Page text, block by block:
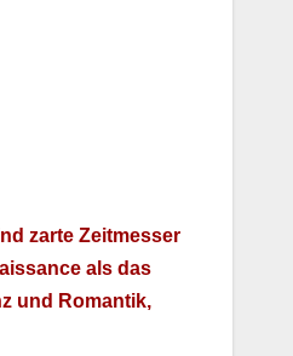
zarte Zeitmess­er
als das
und Roman­tik,